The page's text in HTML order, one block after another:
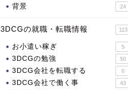
背景 24
3DCGの就職・転職情報 113
お小遣い稼ぎ 5
3DCGの勉強 50
3DCG会社を転職する 6
3DCG会社で働く事 43